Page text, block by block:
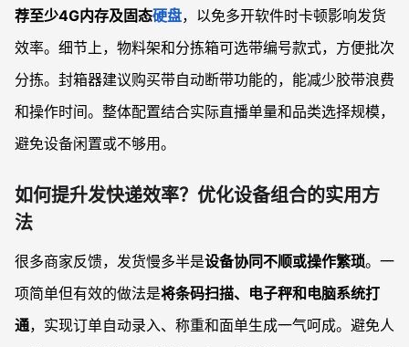
荐至少4G内存及固态硬盘，以免多开软件时卡顿影响发货
效率。细节上，物料架和分拣箱可选带编号款式，方便批次
分拣。封箱器建议购买带自动断带功能的，能减少胶带浪费
和操作时间。整体配置结合实际直播单量和品类选择规模，
避免设备闲置或不够用。
如何提升发快递效率？优化设备组合的实用方
法
很多商家反馈，发货慢多半是设备协同不顺或操作繁琐。一
项简单但有效的做法是将条码扫描、电子秤和电脑系统打
通，实现订单自动录入、称重和面单生成一气呵成。避免人